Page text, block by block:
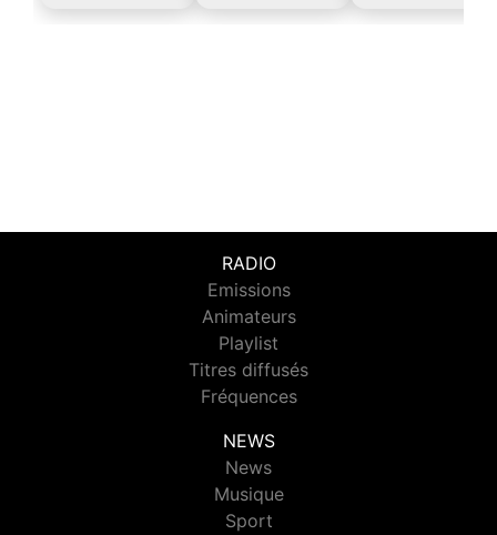
RADIO
Emissions
Animateurs
Playlist
Titres diffusés
Fréquences
NEWS
News
Musique
Sport